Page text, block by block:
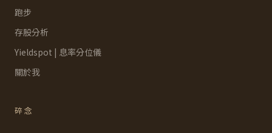
跑步
存股分析
Yieldspot | 息率分位儀
關於我
碎念